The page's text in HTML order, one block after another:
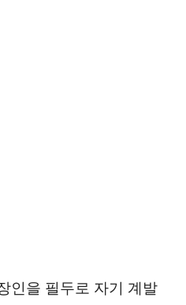
인을 필두로 자기 계발